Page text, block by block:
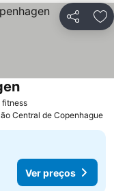
Partilhar
fitness
Central de Copenhague
Ver preços